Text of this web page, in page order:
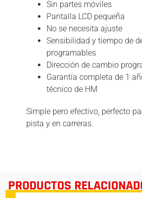
Sin partes móviles
Pantalla LCD pequeña
No se necesita ajuste
Sensibilidad y tiempo de
programables
Dirección de cambio
Garantía completa de 1
técnico de HM
Simple pero efectivo, perfecto
pista y en carreras.
PRODUCTOS